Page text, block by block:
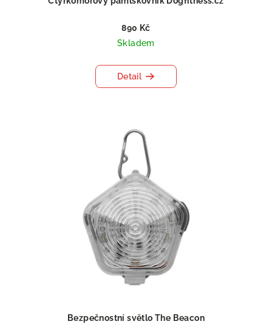
890 Kč
Skladem
Detail
Bezpečnostní světlo The Beacon